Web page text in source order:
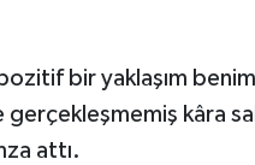
bir yaklaşım
gerçekleşmemiş kâra
attı.